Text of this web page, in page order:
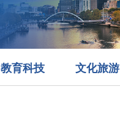
教育科技 文化旅游